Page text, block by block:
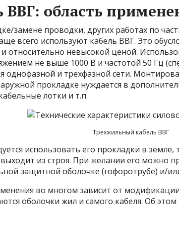
ВВГ: область
замене проводки, других работах по
всего используют кабель ВВГ. Это
относительно невысокой ценой.
не выше 1000 В и частотой 50 Гц
однофазной и трехфазной сети.
прокладке нуждается в
лотки и т.п.
Трехжильный кабель ВВГ
использовать его прокладки в земле,
из строя. При желании его можно
защитной оболочке (гофоротрубе) и/
во многом зависит от
оболочки жил и самого кабеля. Об